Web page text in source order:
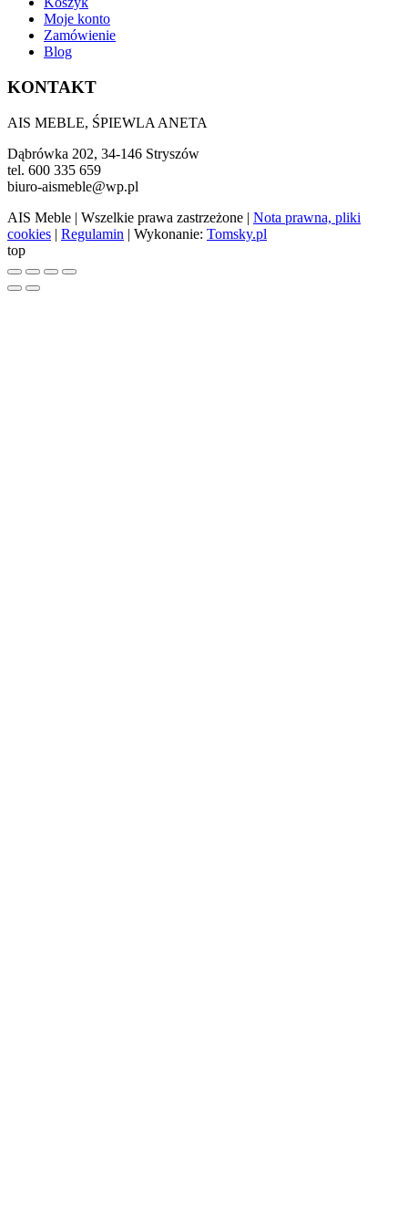
Moje konto
Zamówienie
Blog
KONTAKT
AIS MEBLE, ŚPIEWLA ANETA
Dąbrówka 202, 34-146 Stryszów
tel. 600 335 659
biuro-aismeble@wp.pl
AIS Meble | Wszelkie prawa zastrzeżone | Nota prawna, pliki
cookies | Regulamin | Wykonanie: Tomsky.pl
top